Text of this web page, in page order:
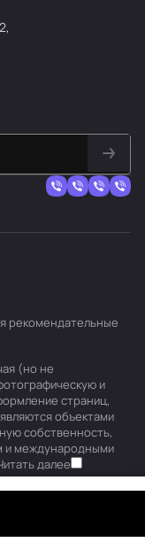
рекомендательные
(но не
и
страниц,
объектами
собственность,
и международными
далее